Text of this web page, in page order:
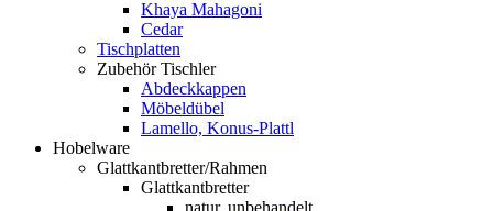
Khaya Mahagoni
Cedar
Tischplatten
Zubehör Tischler
Abdeckkappen
Möbeldübel
Lamello, Konus-Plattl
Hobelware
Glattkantbretter/Rahmen
Glattkantbretter
natur, unbehandelt